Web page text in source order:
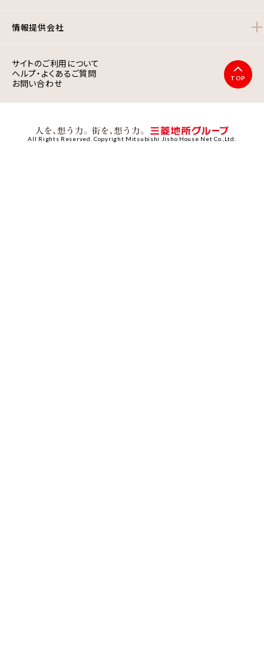
情報提供会社
サイトのご利用について
ヘルプ・よくあるご質問
お問い合わせ
TOP
All Rights Reserved. Copyright Mitsubishi Jisho House Net Co.,Ltd.